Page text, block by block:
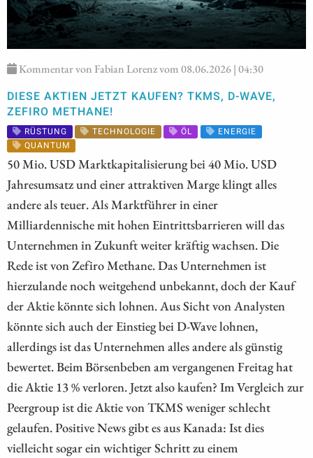
Kommentar von Fabian Lorenz vom 08.06.2026 | 04:30
DIESE AKTIEN JETZT KAUFEN? TKMS, D-WAVE,
ZEFIRO METHANE!
RÜSTUNG TECHNOLOGIE ÖL
ENERGIE
QUANTUM
50 Mio. USD Marktkapitalisierung bei 40 Mio. USD
Jahresumsatz und einer attraktiven Marge klingt alles
andere als teuer. Als Marktführer in einer
Milliardennische mit hohen Eintrittsbarrieren will das
Unternehmen in Zukunft weiter kräftig wachsen. Die
Rede ist von Zefiro Methane. Das Unternehmen ist
hierzulande noch weitgehend unbekannt, doch der Kauf
der Aktie könnte sich lohnen. Aus Sicht von Analysten
könnte sich auch der Einstieg bei D-Wave lohnen,
allerdings ist das Unternehmen alles andere als günstig
bewertet. Beim Börsenbeben am vergangenen Freitag hat
die Aktie 13 % verloren. Jetzt also kaufen? Im Vergleich zur
Peergroup ist die Aktie von TKMS weniger schlecht
gelaufen. Positive News gibt es aus Kanada: Ist dies
vielleicht sogar ein wichtiger Schritt zu einem